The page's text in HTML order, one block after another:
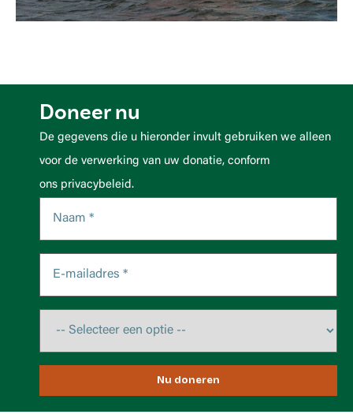
Doneer nu
De gegevens die u hieronder invult gebruiken we alleen
voor de verwerking van uw donatie, conform
ons privacybeleid.
Nu doneren